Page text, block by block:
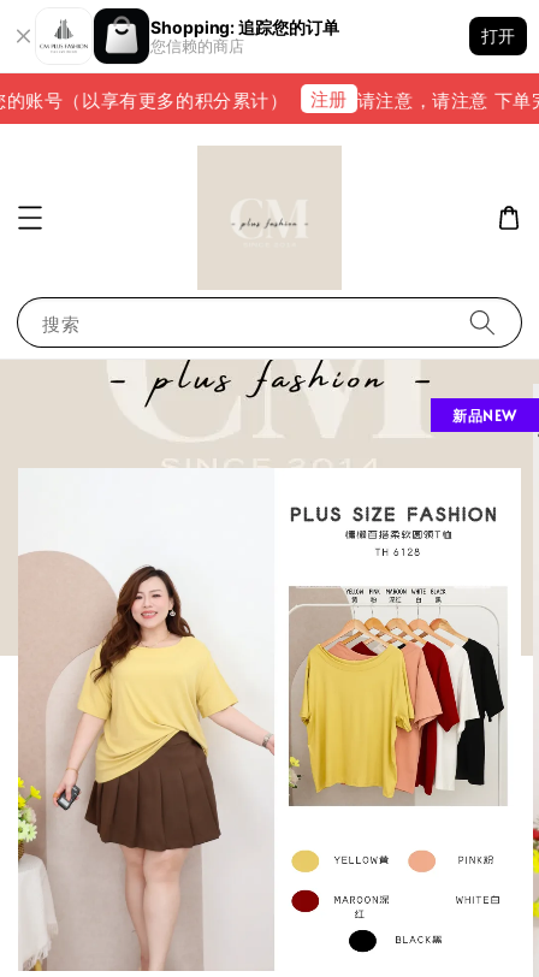
Shopping: 追踪您的订单
您信赖的商店
打开
账号（以享有更多的积分累计） 注册 请注意，请注意 下单
搜索
新品NEW